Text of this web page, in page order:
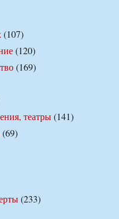
(107)
(120)
(169)
театры(141)
(69)
(233)